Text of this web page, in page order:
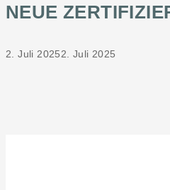
NEUE
2. Juli 20252. Juli 2025